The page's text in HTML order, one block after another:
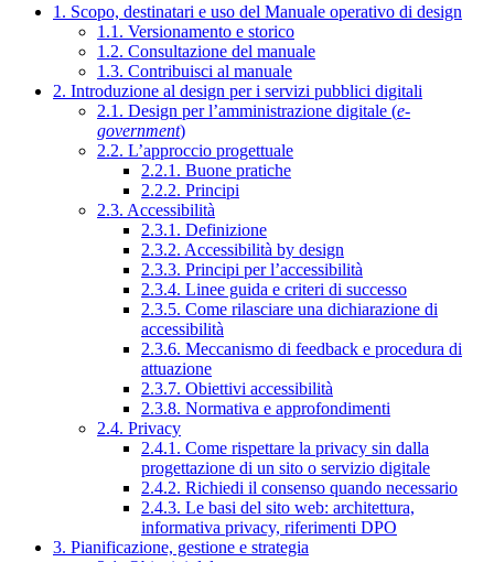
1. Scopo, destinatari e uso del Manuale operativo di design
1.1. Versionamento e storico
1.2. Consultazione del manuale
1.3. Contribuisci al manuale
2. Introduzione al design per i servizi pubblici digitali
2.1. Design per l’amministrazione digitale (e-
government)
2.2. L’approccio progettuale
2.2.1. Buone pratiche
2.2.2. Principi
2.3. Accessibilità
2.3.1. Definizione
2.3.2. Accessibilità by design
2.3.3. Principi per l’accessibilità
2.3.4. Linee guida e criteri di successo
2.3.5. Come rilasciare una dichiarazione di
accessibilità
2.3.6. Meccanismo di feedback e procedura di
attuazione
2.3.7. Obiettivi accessibilità
2.3.8. Normativa e approfondimenti
2.4. Privacy
2.4.1. Come rispettare la privacy sin dalla
progettazione di un sito o servizio digitale
2.4.2. Richiedi il consenso quando necessario
2.4.3. Le basi del sito web: architettura,
informativa privacy, riferimenti DPO
3. Pianificazione, gestione e strategia